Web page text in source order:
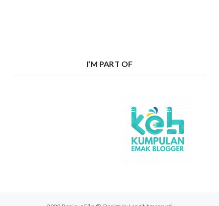
I’M PART OF